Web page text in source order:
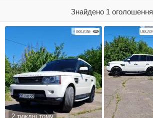
Знайдено 1 оголошення
2 тиждні тому